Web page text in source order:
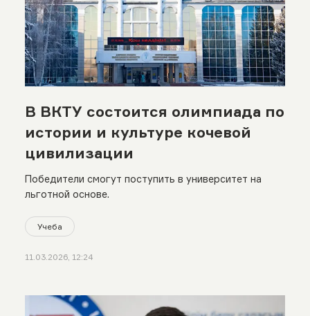
В ВКТУ состоится олимпиада по
истории и культуре кочевой
цивилизации
Победители смогут поступить в университет на
льготной основе.
Учеба
11.03.2026, 12:24